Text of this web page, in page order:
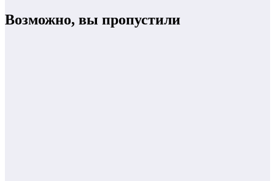
Возможно, вы пропустили